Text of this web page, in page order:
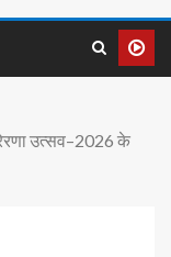
उत्सव–2026 के